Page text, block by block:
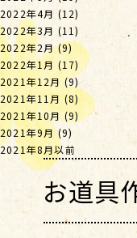
2022年4月 (12)
2022年3月 (11)
2022年2月(9)
2022年1月 (17)
2021年12月(9)
2021年11月 (8)
2021年10月 (9)
2021年9月 (9)
2021年8月以前
お道具